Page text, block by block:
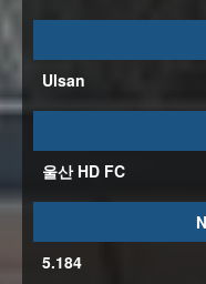
Ulsan
울산 HD FC
5.184